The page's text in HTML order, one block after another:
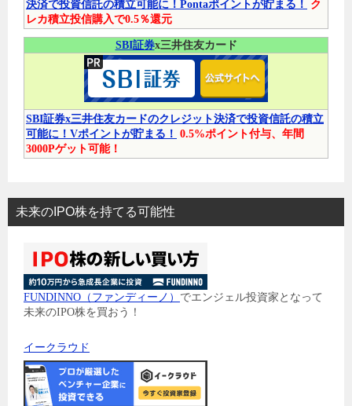
決済で投資信託の積立可能に！Pontaポイントが貯まる！
ク
レカ積立投信購入で0.5％還元
SBI証券x三井住友カード
SBI証券x三井住友カードのクレジット決済で投資信託の積立
可能に！Vポイントが貯まる！ 0.5%ポイント付与、年間
3000Pゲット可能！
未来のIPO株を持てる可能性
FUNDINNO（ファンディーノ） でエンジェル投資家となって
未来のIPO株を買おう！
イークラウド